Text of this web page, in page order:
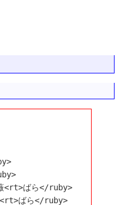
ばら</ruby>
ばら</ruby>